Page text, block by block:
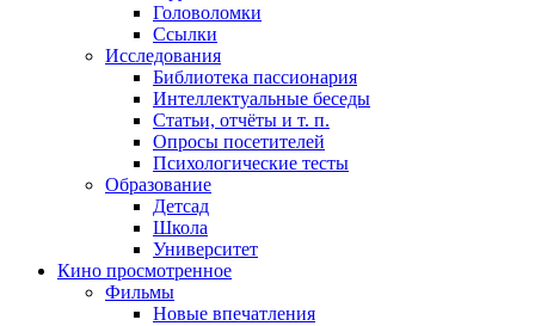
Головоломки
Ссылки
Исследования
Библиотека пассионария
Интеллектуальные беседы
Статьи, отчёты и т. п.
Опросы посетителей
Психологические тесты
Образование
Детсад
Школа
Университет
Кино просмотренное
Фильмы
Новые впечатления